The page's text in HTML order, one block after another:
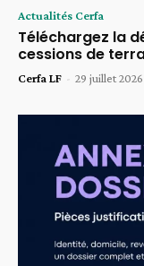
Actualités Cerfa
Téléchargez la
cessions de
Cerfa LF - 29 juillet 2026